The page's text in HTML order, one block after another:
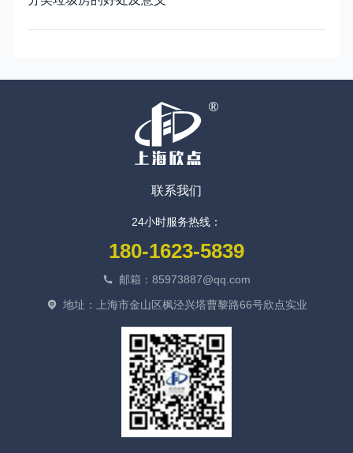
联系我们
24小时服务热线：
180-1623-5839
邮箱：85973887@qq.com
地址：上海市金山区枫泾兴塔曹黎路66号欣点实业